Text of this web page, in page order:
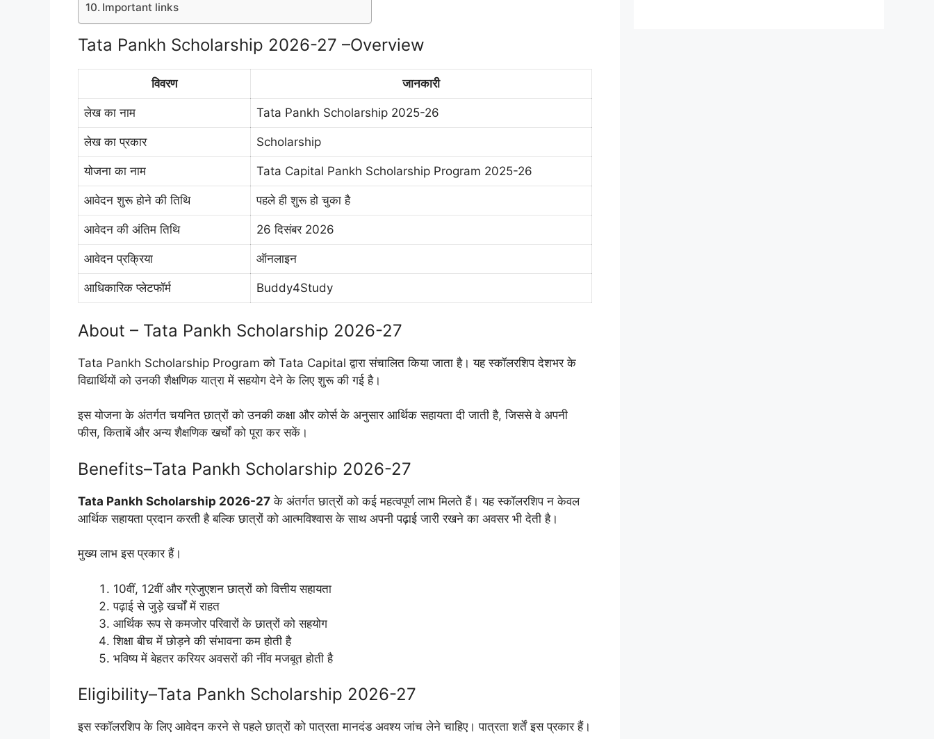
Important links
Tata Pankh Scholarship 2026-27 –Overview
विवरण जानकारी
लेख का नाम Tata Pankh Scholarship 2025-26
लेख का प्रकार Scholarship
योजना का नाम Tata Capital Pankh Scholarship Program 2025-26
आवेदन शुरू होने की तिथि पहले ही शुरू हो चुका है
आवेदन की अंतिम तिथि 26 दिसंबर 2026
आवेदन प्रक्रिया ऑनलाइन
आधिकारिक प्लेटफॉर्म Buddy4Study
About – Tata Pankh Scholarship 2026-27
Tata Pankh Scholarship Program को Tata Capital द्वारा संचालित किया जाता है। यह स्कॉलरशिप देशभर के
विद्यार्थियों को उनकी शैक्षणिक यात्रा में सहयोग देने के लिए शुरू की गई है।
इस योजना के अंतर्गत चयनित छात्रों को उनकी कक्षा और कोर्स के अनुसार आर्थिक सहायता दी जाती है, जिससे वे अपनी
फीस, किताबें और अन्य शैक्षणिक खर्चों को पूरा कर सकें।
Benefits–Tata Pankh Scholarship 2026-27
Tata Pankh Scholarship 2026-27 के अंतर्गत छात्रों को कई महत्वपूर्ण लाभ मिलते हैं। यह स्कॉलरशिप न केवल
आर्थिक सहायता प्रदान करती है बल्कि छात्रों को आत्मविश्वास के साथ अपनी पढ़ाई जारी रखने का अवसर भी देती है।
मुख्य लाभ इस प्रकार हैं।
10वीं, 12वीं और ग्रेजुएशन छात्रों को वित्तीय सहायता
पढ़ाई से जुड़े खर्चों में राहत
आर्थिक रूप से कमजोर परिवारों के छात्रों को सहयोग
शिक्षा बीच में छोड़ने की संभावना कम होती है
भविष्य में बेहतर करियर अवसरों की नींव मजबूत होती है
Eligibility–Tata Pankh Scholarship 2026-27
इस स्कॉलरशिप के लिए आवेदन करने से पहले छात्रों को पात्रता मानदंड अवश्य जांच लेने चाहिए। पात्रता शर्तें इस प्रकार हैं।